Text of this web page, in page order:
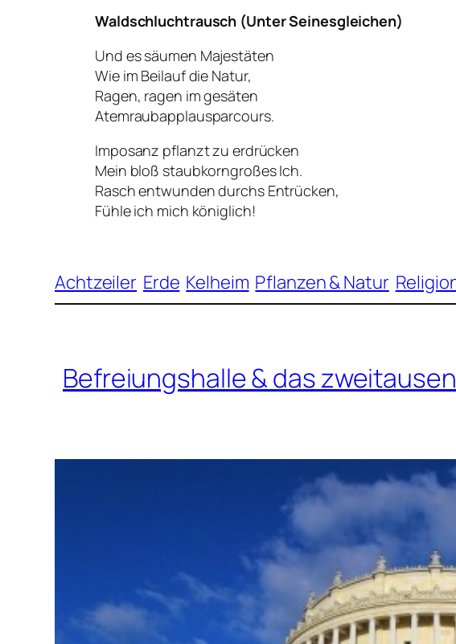
Waldschluchtrausch (Unter Seinesgleichen)
Und es säumen Majestäten
Wie im Beilauf die Natur,
Ragen, ragen im gesäten
Atemraubapplausparcours.
Imposanz pflanzt zu erdrücken
Mein bloß staubkorngroßes Ich.
Rasch entwunden durchs Entrücken,
Fühle ich mich königlich!
Achtzeiler Erde Kelheim Pflanzen & Natur
Befreiungshalle & das